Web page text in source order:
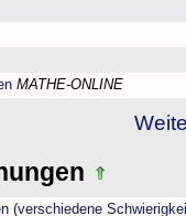
MATHE-ONLINE
(verschiedene